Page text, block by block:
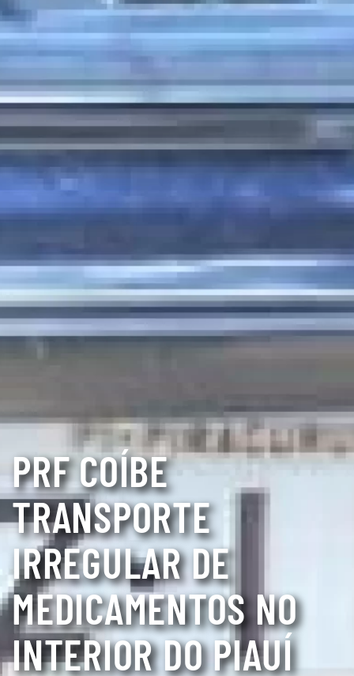
PRF COÍBE
TRANSPORTE
IRREGULAR DE
MEDICAMENTOS NO
INTERIOR DO PIAUÍ